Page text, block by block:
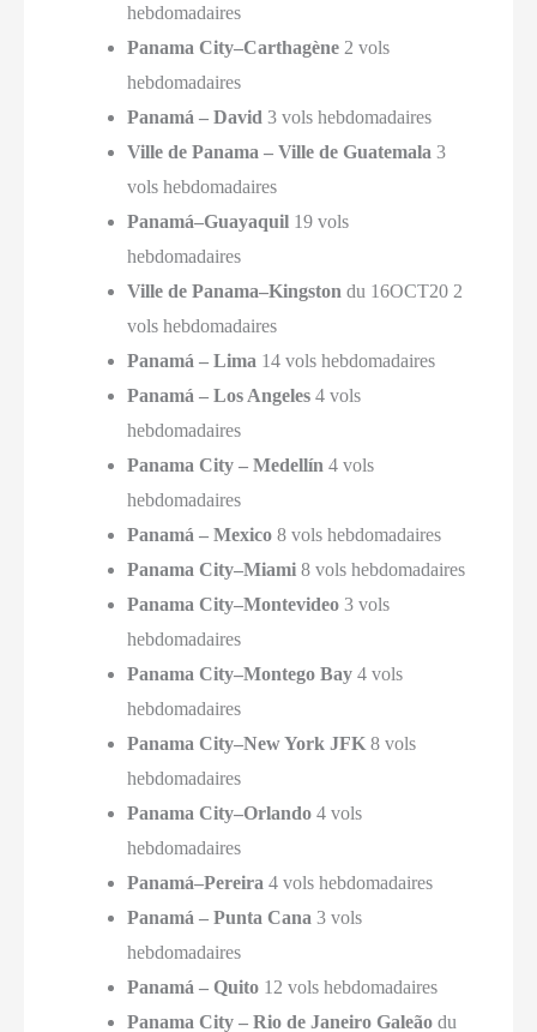
hebdomadaires
Panama City–Carthagène 2 vols
hebdomadaires
Panamá – David 3 vols hebdomadaires
Ville de Panama – Ville de Guatemala3
vols hebdomadaires
Panamá–Guayaquil 19 vols
hebdomadaires
Ville de Panama–Kingston du 16OCT20 2
vols hebdomadaires
Panamá – Lima 14 vols hebdomadaires
Panamá – Los Angeles 4 vols
hebdomadaires
Panama City – Medellín 4 vols
hebdomadaires
Panamá – Mexico 8 vols hebdomadaires
Panama City–Miami 8 vols hebdomadaires
Panama City–Montevideo 3 vols
hebdomadaires
Panama City–Montego Bay 4 vols
hebdomadaires
Panama City–New York JFK 8 vols
hebdomadaires
Panama City–Orlando 4 vols
hebdomadaires
Panamá–Pereira4 vols hebdomadaires
Panamá – Punta Cana 3 vols
hebdomadaires
Panamá – Quito 12 vols hebdomadaires
Panama City – Rio de Janeiro Galeão du